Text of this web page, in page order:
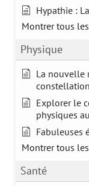
Hypathie :
Montrer tous
Physique
La nouvelle
Explorer le
physiques
Fabuleuses
Montrer tous
Santé